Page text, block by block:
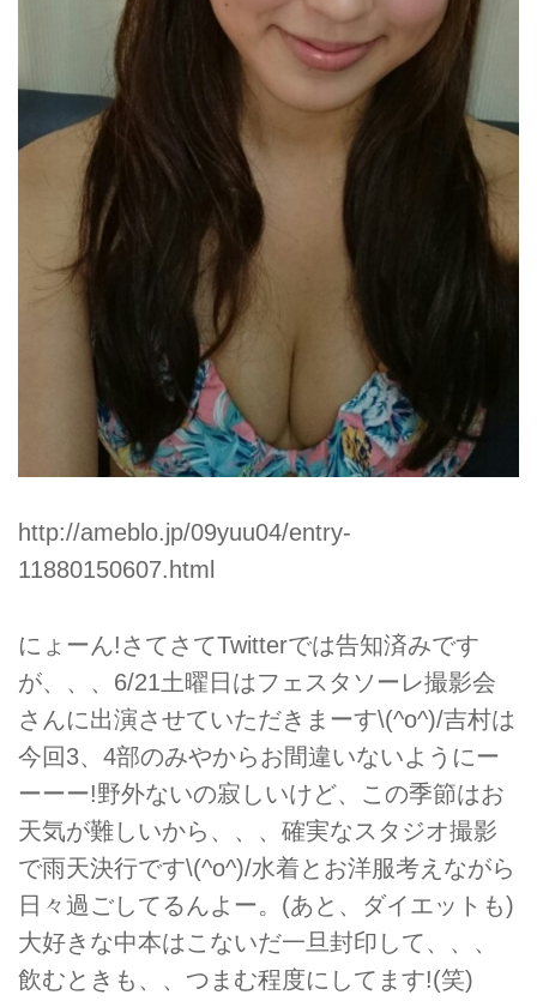
http://ameblo.jp/09yuu04/entry-
11880150607.html
にょーん!さてさてTwitterでは告知済みです
が、、、6/21土曜日はフェスタソーレ撮影会
さんに出演させていただきまーす\(^o^)/吉村は
今回3、4部のみやからお間違いないようにー
ーーー!野外ないの寂しいけど、この季節はお
天気が難しいから、、、確実なスタジオ撮影
で雨天決行です\(^o^)/水着とお洋服考えながら
日々過ごしてるんよー。(あと、ダイエットも)
大好きな中本はこないだ一旦封印して、、、
飲むときも、、つまむ程度にしてます!(笑)